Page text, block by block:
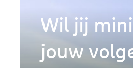
Wil jij
jouw